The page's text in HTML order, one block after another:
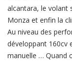
alcantara, le volant
Monza et enfin la
Au niveau des
développant 160cv
manuelle … Quand